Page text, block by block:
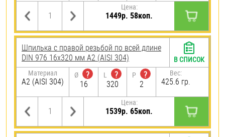
Цена:
1449р. 58коп.
Шпилька с правой резьбой по всей длине
DIN 976 16х320 мм А2 (AISI 304)
Материал
А2 (AISI 304)
Ø
?
16
L
?
320
P
?
2
Вес:
425.6 гр.
Цена:
1539р. 65коп.
В СПИСОК